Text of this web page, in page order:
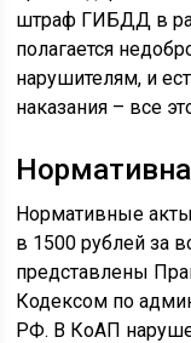
штраф ГИБДД в
полагается
нарушителям, и
наказания – все
Нормативные
в 1500 рублей за
представлены
Кодексом по
РФ. В КоАП